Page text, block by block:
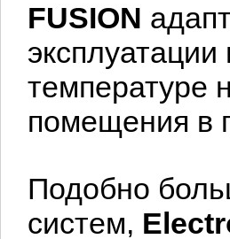
FUSION
температуре
помещения в
Подобно
систем,